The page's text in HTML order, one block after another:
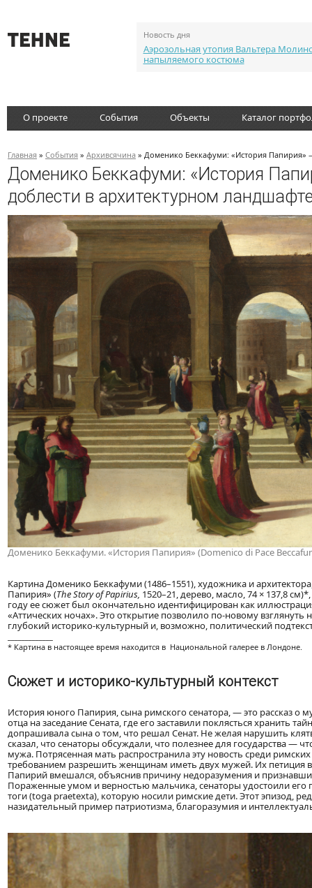
Новость дня
Аэрозольная утопия Вальтера
напыляемого костюма
О проекте События Объекты Каталог
Главная » События » Архивсячина » Доменико Беккафуми: «История Папирия»
Доменико Беккафуми: «История
доблести в архитектурном
Доменико Беккафуми. «История Папирия» (Domenico di Pace
Картина Доменико Беккафуми (1486–1551), художника и
Папирия» (The Story of Papirius, 1520–21, дерево, масло, 74 × 137,8
году ее сюжет был окончательно идентифицирован как
«Аттических ночах». Это открытие позволило по-новому
глубокий историко-культурный и, возможно, политический
* Картина в настоящее время находится в Национальной галерее в Лондоне.
Сюжет и историко-культурный контекст
История юного Папирия, сына римского сенатора, — это рассказ о
отца на заседание Сената, где его заставили поклясться хранить
допрашивала сына о том, что решал Сенат. Не желая нарушить
сказал, что сенаторы обсуждали, что полезнее для
мужа. Потрясенная мать распространила эту новость среди
требованием разрешить женщинам иметь двух мужей. Их петиция
Папирий вмешался, объяснив причину недоразумения и
Пораженные умом и верностью мальчика, сенаторы удостоили
тоги (toga praetexta), которую носили римские дети. Этот эпизод,
назидательный пример патриотизма, благоразумия и